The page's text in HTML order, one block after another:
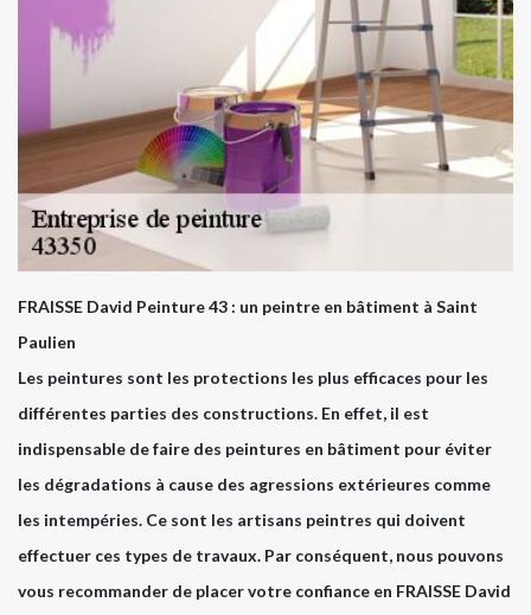
FRAISSE David Peinture 43 : un peintre en bâtiment à Saint
Paulien
Les peintures sont les protections les plus efficaces pour les
différentes parties des constructions. En effet, il est
indispensable de faire des peintures en bâtiment pour éviter
les dégradations à cause des agressions extérieures comme
les intempéries. Ce sont les artisans peintres qui doivent
effectuer ces types de travaux. Par conséquent, nous pouvons
vous recommander de placer votre confiance en FRAISSE David